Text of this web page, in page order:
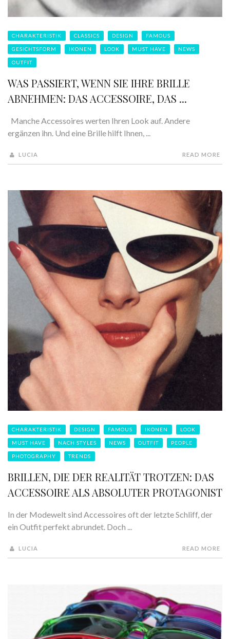
CHARAKTERISTIK CLASSICS DESIGN FAMOUS
GESICHTSFORM IKONEN LOOK MUST HAVE NEWS
OUTFIT
WAS PASSIERT, WENN SIE IHRE BRILLE
ABNEHMEN: DAS ACCESSOIRE, DAS ...
Manche Accessoires werten Ihren Look auf. Andere
ergänzen ihn. Und eine Brille hilft Ihnen, ...
LUCIA READ MORE
CHARAKTERISTIK DESIGN FAMOUS IKONEN LOOK
MUST HAVE NACH STYLES NEWS OUTFIT PEOPLE
PHOTOGRAPHY TRENDS
BRILLEN, DIE DER REALITÄT TROTZEN: DAS
ACCESSOIRE ALS ABSOLUTER PROTAGONIST
In der Modewelt sind Accessoires oft der letzte Schliff, der
ein Outfit perfekt abrundet. Doch ...
LUCIA READ MORE